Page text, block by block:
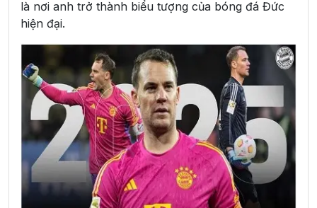
là nơi anh trở thành biểu tượng của bóng đá Đức
hiện đại.